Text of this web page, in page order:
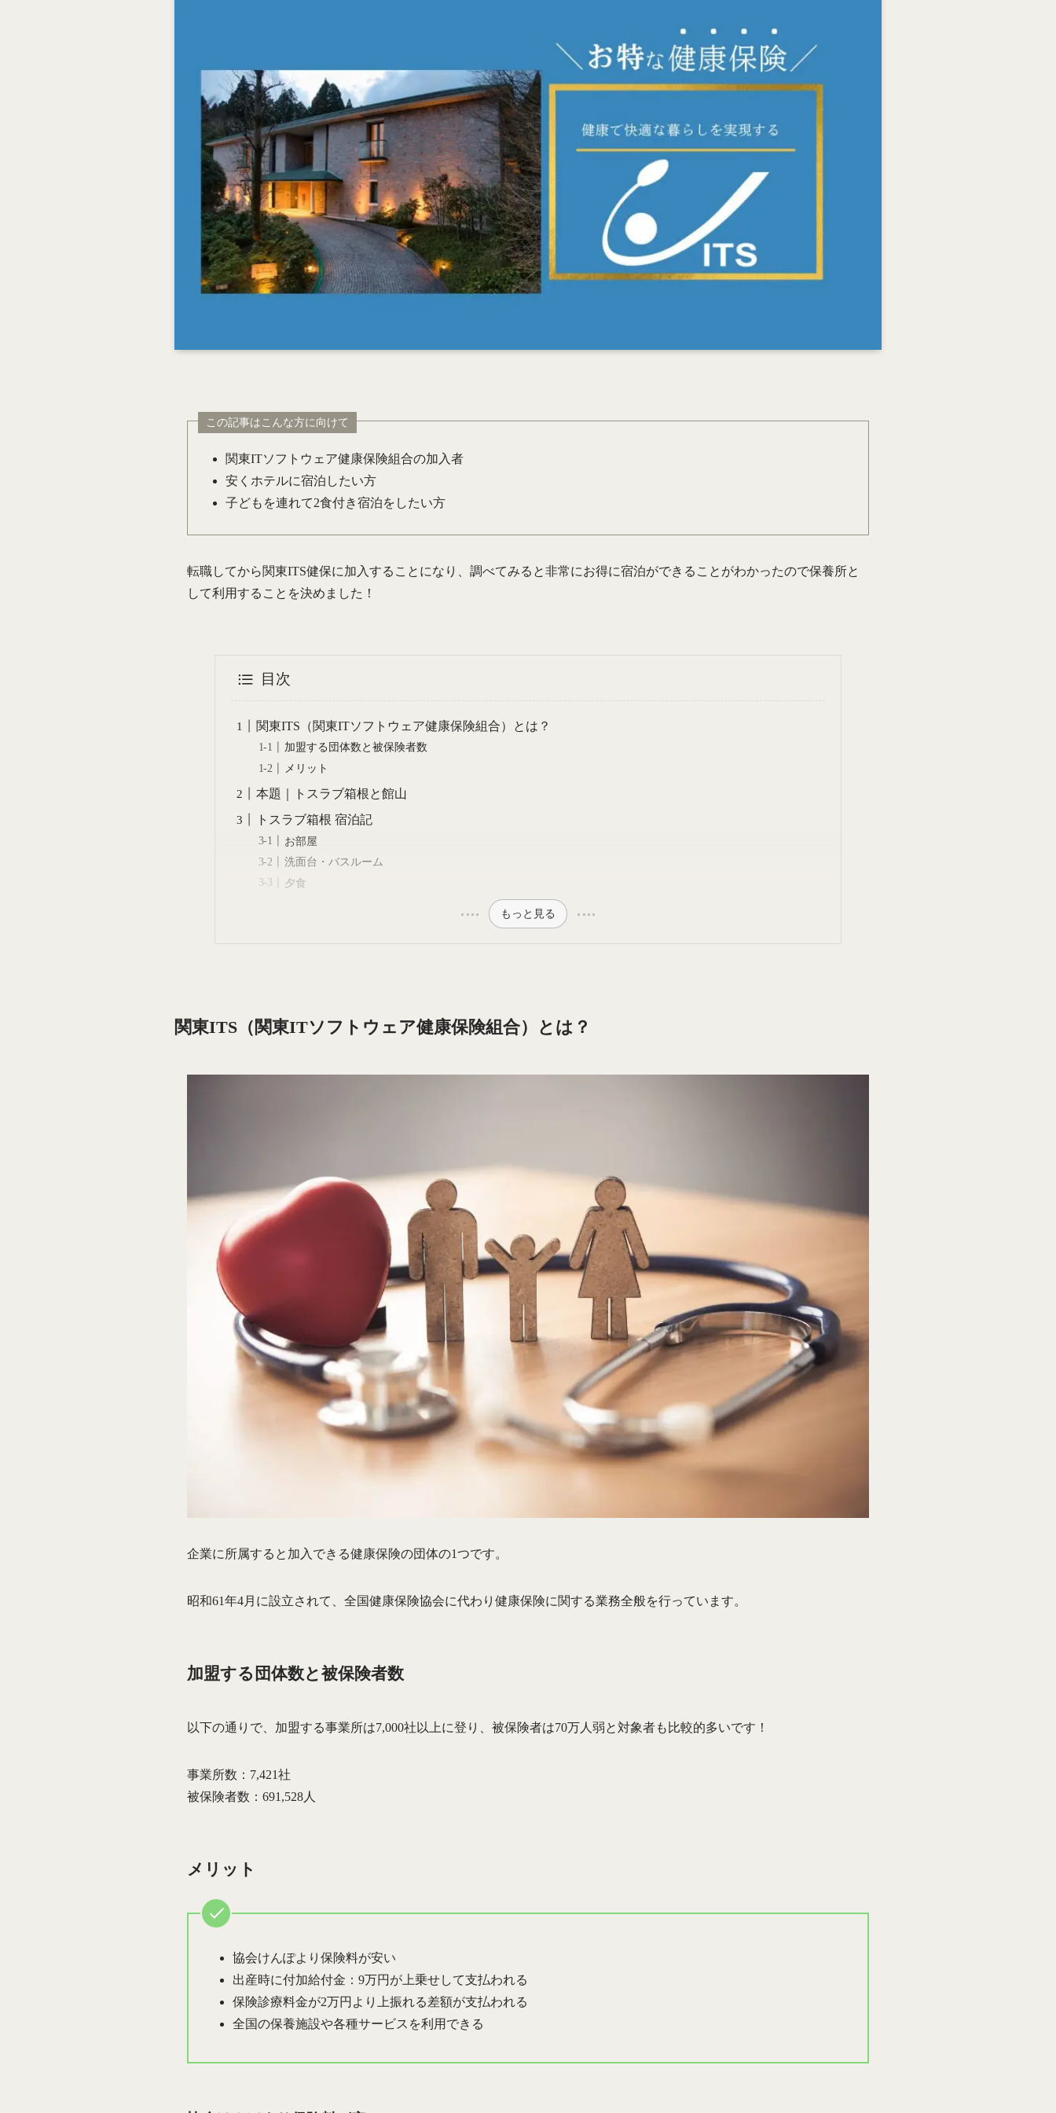
この記事はこんな方に向けて
関東ITソフトウェア健康保険組合の加入者
安くホテルに宿泊したい方
子どもを連れて2食付き宿泊をしたい方
転職してから関東ITS健保に加入することになり、調べてみると非常にお得に宿泊ができることがわかったので保養所と
して利用することを決めました！
目次
関東ITS（関東ITソフトウェア健康保険組合）とは？
加盟する団体数と被保険者数
メリット
本題｜トスラブ箱根と館山
トスラブ箱根 宿泊記
お部屋
洗面台・バスルーム
夕食
もっと見る
関東ITS（関東ITソフトウェア健康保険組合）とは？
企業に所属すると加入できる健康保険の団体の1つです。
昭和61年4月に設立されて、全国健康保険協会に代わり健康保険に関する業務全般を行っています。
加盟する団体数と被保険者数
以下の通りで、加盟する事業所は7,000社以上に登り、被保険者は70万人弱と対象者も比較的多いです！
事業所数：7,421社
被保険者数：691,528人
メリット
協会けんぽより保険料が安い
出産時に付加給付金：9万円が上乗せして支払われる
保険診療料金が2万円より上振れる差額が支払われる
全国の保養施設や各種サービスを利用できる